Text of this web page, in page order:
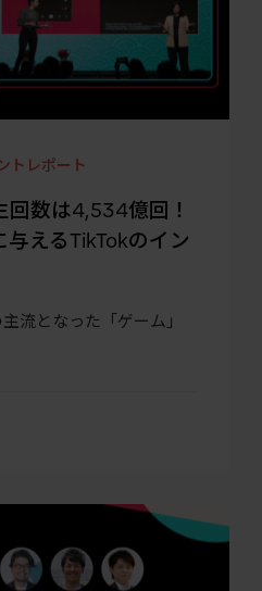
トレポート
回数は4,534億回！
えるTikTokのイン
流となった「ゲーム」